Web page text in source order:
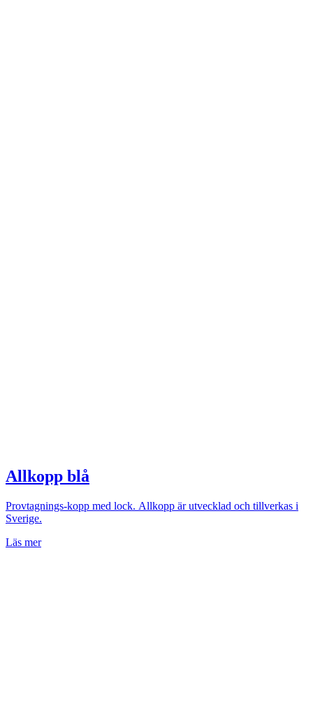
Allkopp blå
Provtagnings-kopp med lock. Allkopp är utvecklad och tillverkas i
Sverige.
Läs mer